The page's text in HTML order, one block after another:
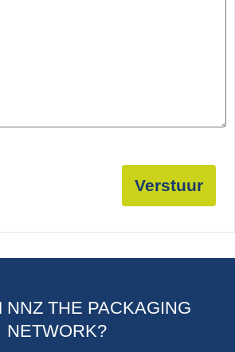
Verstuur
NNZ THE PACKAGING
NETWORK?